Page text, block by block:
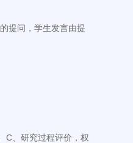
提问，学生发言由提
C、研究过程评价，权